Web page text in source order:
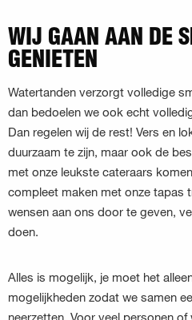
WIJ GAAN AAN DE
GENIETEN
Watertanden verzorgt volledige
dan bedoelen we ook echt
Dan regelen wij de rest! Vers en
duurzaam te zijn, maar ook de
met onze leukste cateraars
compleet maken met onze tapas
wensen aan ons door te geven,
doen.
Alles is mogelijk, je moet het
mogelijkheden zodat we samen
neerzetten. Voor veel personen